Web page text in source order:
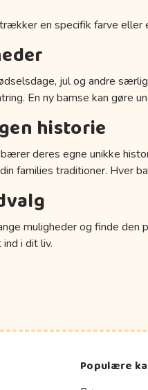
en specifik farve eller
jul og andre
En ny bamse kan gøre
historie
deres egne unikke
families traditioner. Hver
muligheder og finde
i dit liv.
Populære